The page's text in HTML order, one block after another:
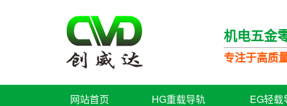
机电五金
专注于高质
网站首页 HG重载导轨 EG轻载